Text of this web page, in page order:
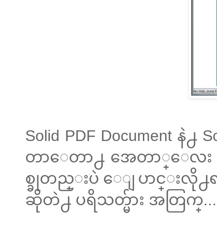
Solid PDF Document နဲ
တာေတာ႕ အေတာ္ေလး
စ္ခုတည္းပဲ ေျပာင္းလို႕
ဆိုတဲ႕ ပရိသတ္မ်ား အတြက္...